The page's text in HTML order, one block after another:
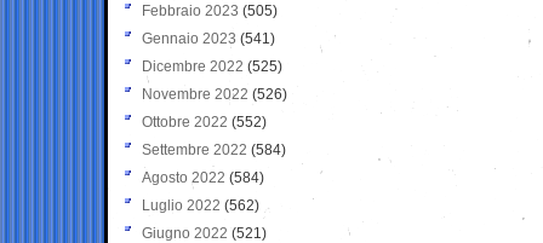
Febbraio 2023 (505)
Gennaio 2023 (541)
Dicembre 2022 (525)
Novembre 2022 (526)
Ottobre 2022 (552)
Settembre 2022 (584)
Agosto 2022 (584)
Luglio 2022 (562)
Giugno 2022 (521)